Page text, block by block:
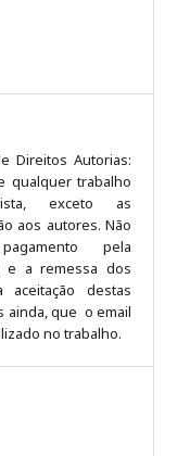
Direitos Autorias:
qualquer trabalho
exceto as
aos autores. Não
pela
e a remessa dos
aceitação destas
ainda, que o email
no trabalho.